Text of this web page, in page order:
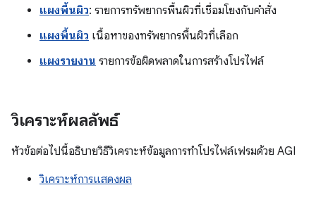
แผงพื้นผิว: รายการทรัพยากรพื้นผิวที่เชื่อมโยงกับคำสั่ง
แผงพื้นผิว เนื้อหาของทรัพยากรพื้นผิวที่เลือก
แผงรายงาน รายการข้อผิดพลาดในการสร้างโปรไฟล์
วิเคราะห์ผลลัพธ์
หัวข้อต่อไปนี้อธิบายวิธีวิเคราะห์ข้อมูลการทำโปรไฟล์เฟรมด้วย AGI
วิเคราะห์การแสดงผล